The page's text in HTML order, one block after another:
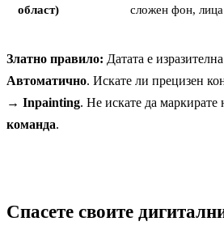
област)
сложен фон, лица
Златно правило: Датата е
Автоматично. Искате ли прецизен
→ Inpainting. Не искате да
команда.
Спасете своите